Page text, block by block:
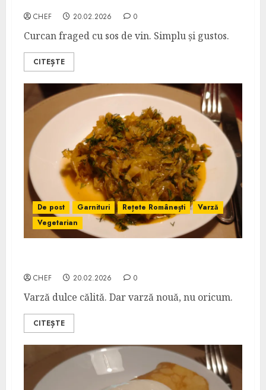
CHEF 20.02.2026 0
Curcan fraged cu sos de vin. Simplu și gustos.
CITEȘTE
De post Garnituri Rețete Românești
Varză
Vegetarian
CHEF 20.02.2026 0
Varză dulce călită. Dar varză nouă, nu oricum.
CITEȘTE